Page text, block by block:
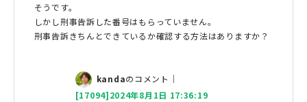
そうです。
しかし刑事告訴した番号はもらっていません。
刑事告訴きちんとできているか確認する方法はありますか？
kandaのコメント｜
[17094]2024年8月1日 17:36:19